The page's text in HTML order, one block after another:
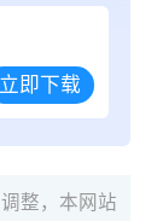
立即下载
整，本网站